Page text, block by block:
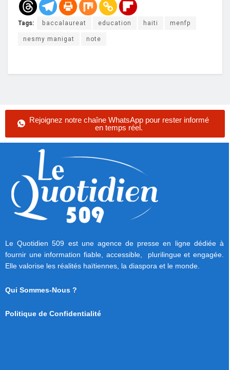
Tags: baccalaureat education haiti
menfp
nesmy manigat
note
Rejoignez notre chaîne WhatsApp pour rester informé
en temps réel.
Le Quotidien 509 est une agence de presse en ligne dédiée à
fournir une information fiable, accessible, plurilingue et engagée.
Elle valorise les réalités haïtiennes, la diaspora et le monde.
Qui Sommes-Nous ?
Politique de Confidentialité